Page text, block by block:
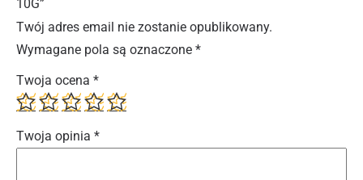
10G”
Twój adres email nie zostanie opublikowany.
Wymagane pola są oznaczone *
Twoja ocena *
Twoja opinia *